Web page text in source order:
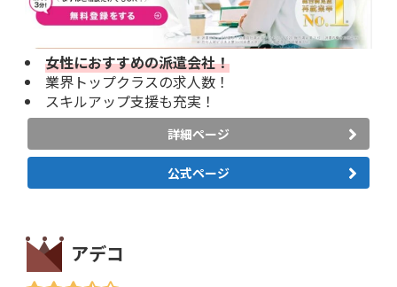
女性におすすめの派遣会社！
業界トップクラスの求人数！
スキルアップ支援も充実！
詳細ページ
公式ページ
アデコ